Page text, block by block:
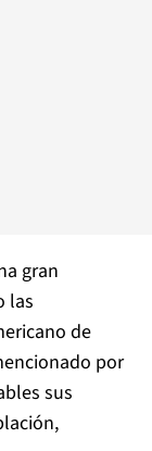
gran
las
de
por
sus